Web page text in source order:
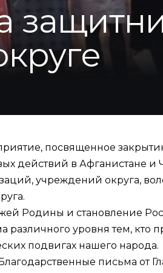
посвященное
действий в Афганистане и
учреждений округа,
Родины и становление
уровня тем, кто
подвигах нашего народа.
письма от